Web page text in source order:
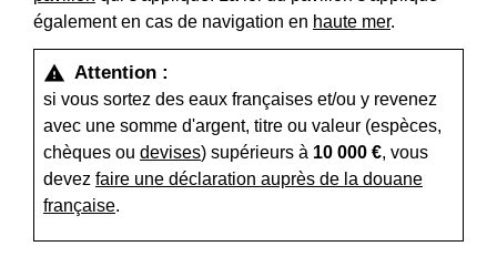
également en cas de navigation en haute mer.
warning Attention :
si vous sortez des eaux françaises et/ou y revenez
avec une somme d'argent, titre ou valeur (espèces,
chèques ou devises) supérieurs à 10 000 €, vous
devez faire une déclaration auprès de la douane
française.